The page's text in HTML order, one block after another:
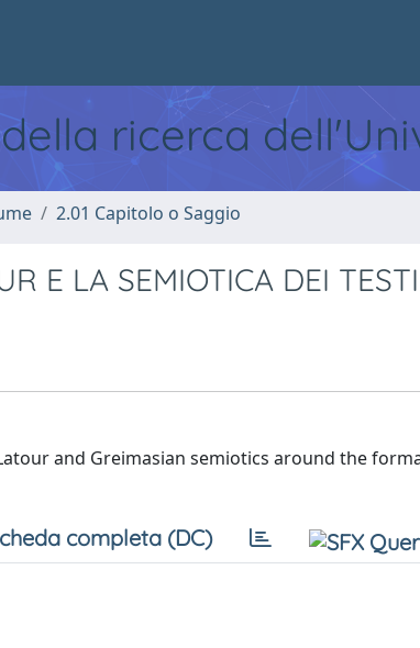
ricerca
2.01 Capitolo o Saggio
E LA SEMIOTICA DEI
and Greimasian semiotics around the
completa (DC)